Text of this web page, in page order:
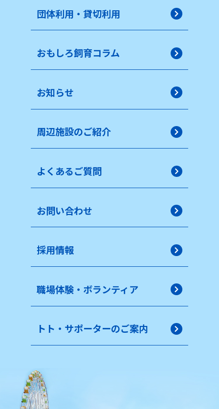
団体利用・貸切利用
おもしろ飼育コラム
お知らせ
周辺施設のご紹介
よくあるご質問
お問い合わせ
採用情報
職場体験・ボランティア
トト・サポーターのご案内